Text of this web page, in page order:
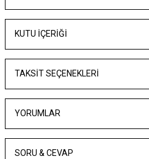
KUTU İÇERİĞİ
TAKSIT SEÇENEKLERI
YORUMLAR
SORU & CEVAP